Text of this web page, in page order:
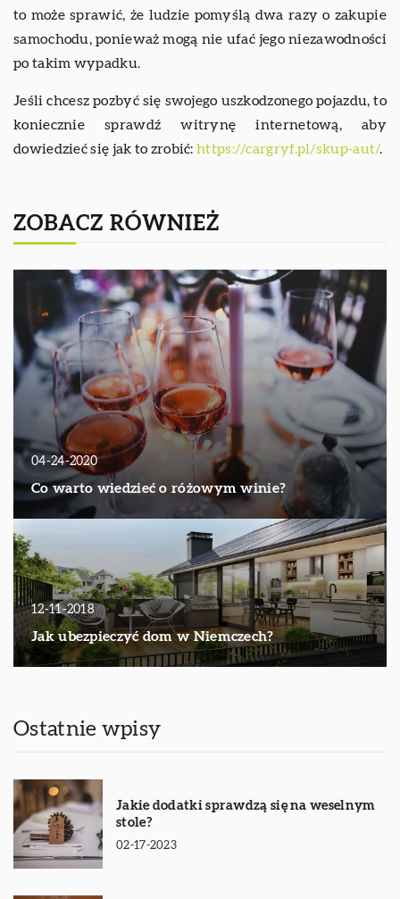
to może sprawić, że ludzie pomyślą dwa razy o zakupie
samochodu, ponieważ mogą nie ufać jego niezawodności
po takim wypadku.
Jeśli chcesz pozbyć się swojego uszkodzonego pojazdu, to
koniecznie sprawdź witrynę internetową, aby
dowiedzieć się jak to zrobić:https://cargryf.pl/skup-aut/.
ZOBACZ RÓWNIEŻ
04-24-2020
Co warto wiedzieć o różowym winie?
12-11-2018
Jak ubezpieczyć dom w Niemczech?
Ostatnie wpisy
Jakie dodatki sprawdzą się na weselnym
stole?
02-17-2023